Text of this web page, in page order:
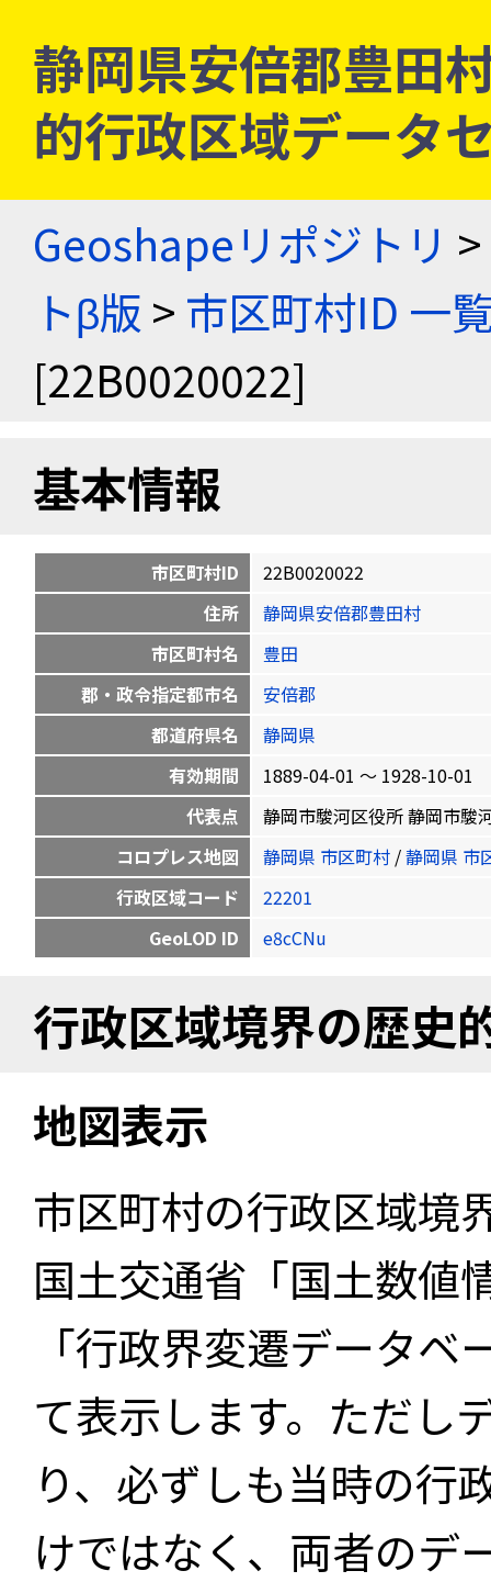
静岡県安倍郡豊田
的行政区域データ
Geoshapeリポジトリ >
トβ版 > 市区町村ID 一
[22B0020022]
基本情報
市区町村ID
22B0020022
住所
静岡県安倍郡豊田村
市区町村名
豊田
郡・政令指定都市名
安倍郡
都道府県名
静岡県
有効期間
1889-04-01 〜 1928-10-01
代表点
静岡市駿河区役所 静岡市駿
コロプレス地図
静岡県 市区町村 /静岡県 市
行政区域コード
22201
GeoLOD ID
e8cCNu
行政区域境界の歴史
地図表示
市区町村の行政区域境
国土交通省「国土数値
「行政界変遷データ
て表示します。ただし
り、必ずしも当時の行
けではなく、両者のデ